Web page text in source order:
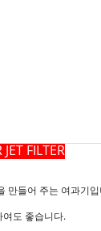
FILTER
만들어 주는 여과기
좋습니다.